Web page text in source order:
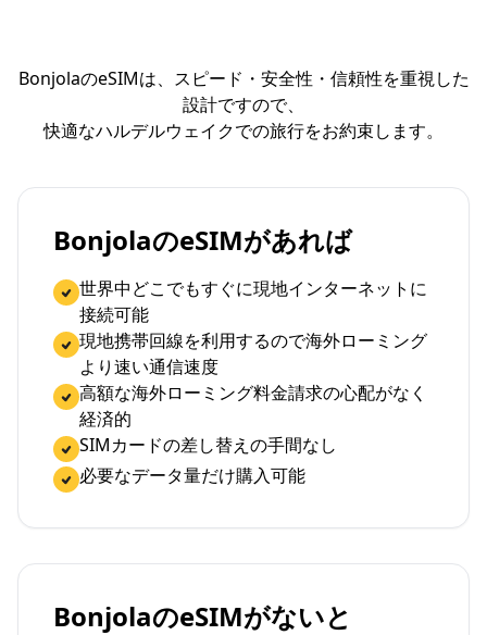
BonjolaのeSIMは、スピード・安全性・信頼性を重視した
設計ですので、
快適なハルデルウェイクでの旅行をお約束します。
BonjolaのeSIMがあれば
世界中どこでもすぐに現地インターネットに
接続可能
現地携帯回線を利用するので海外ローミング
より速い通信速度
高額な海外ローミング料金請求の心配がなく
経済的
SIMカードの差し替えの手間なし
必要なデータ量だけ購入可能
BonjolaのeSIMがないと